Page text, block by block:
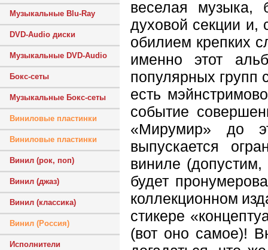
Музыкальные Blu-Ray
DVD-Audio диски
Музыкальные DVD-Audio
Бокс-сеты
Музыкальные Бокс-сеты
Виниловые пластинки
Виниловые пластинки
Винил (рок, поп)
Винил (джаз)
Винил (классика)
Винил (Россия)
Исполнители
веселая музыка,
духовой секции и,
обилием крепких
именно этот
популярных групп
есть
событие
«Мирумир» до
выпускается
виниле
будет
коллекционном
стикере
(вот оно самое)!